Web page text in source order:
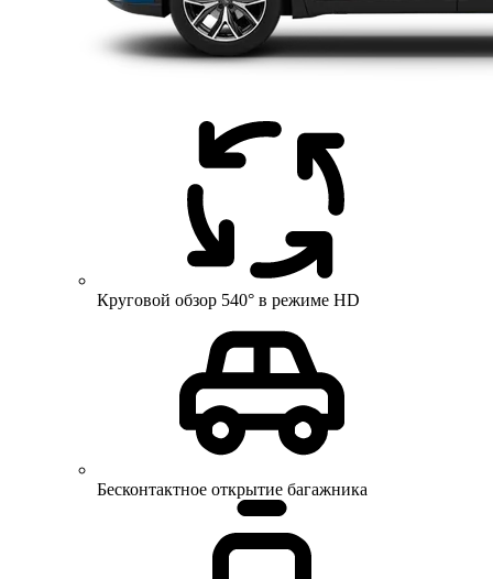
Круговой обзор 540° в режиме HD
Бесконтактное открытие багажника